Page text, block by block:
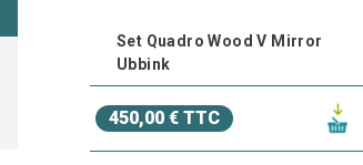
Set Quadro Wood V Mirror
Ubbink
450,00 € TTC